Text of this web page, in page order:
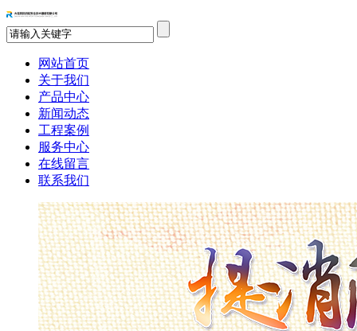
网站首页
关于我们
产品中心
新闻动态
工程案例
服务中心
在线留言
联系我们